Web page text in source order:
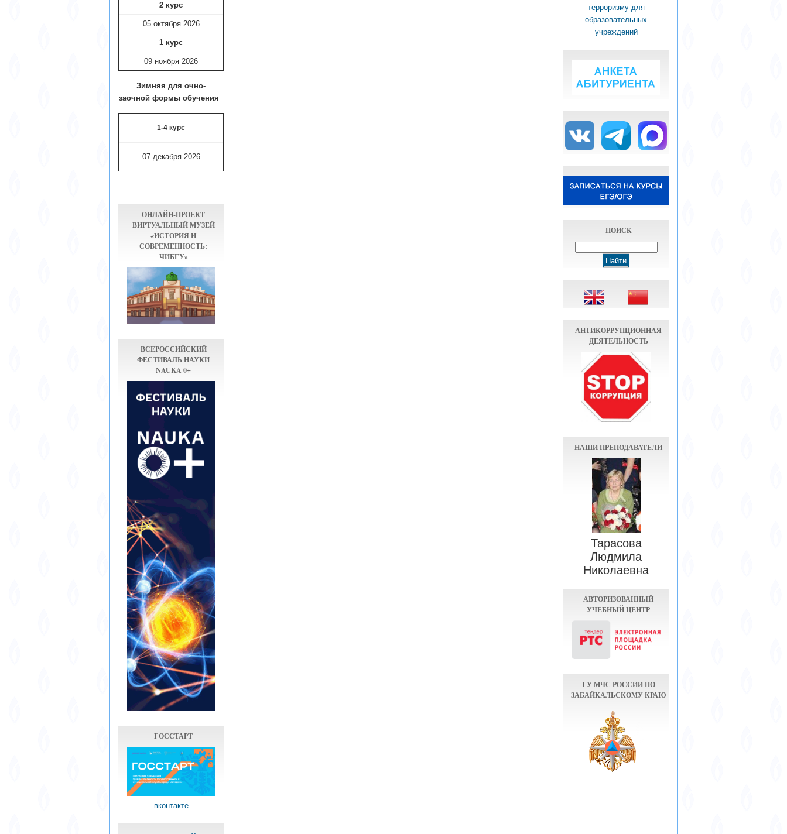
2 курс
05 октября 2026
1 курс
09 ноября 2026
Зимняя для очно-
заочной формы обучения
1-4 курс
07 декабря 2026
ОНЛАЙН-ПРОЕКТ
ВИРТУАЛЬНЫЙ МУЗЕЙ
«ИСТОРИЯ И
СОВРЕМЕННОСТЬ:
ЧИБГУ»
ВСЕРОССИЙСКИЙ
ФЕСТИВАЛЬ НАУКИ
NAUKA 0+
ГОССТАРТ
вконтакте
терроризму для
образовательных
учреждений
ПОИСК
АНТИКОРРУПЦИОННАЯ
ДЕЯТЕЛЬНОСТЬ
НАШИ ПРЕПОДАВАТЕЛИ
Тарасова
Людмила
Николаевна
АВТОРИЗОВАННЫЙ
УЧЕБНЫЙ ЦЕНТР
ГУ МЧС РОССИИ ПО
ЗАБАЙКАЛЬСКОМУ КРАЮ